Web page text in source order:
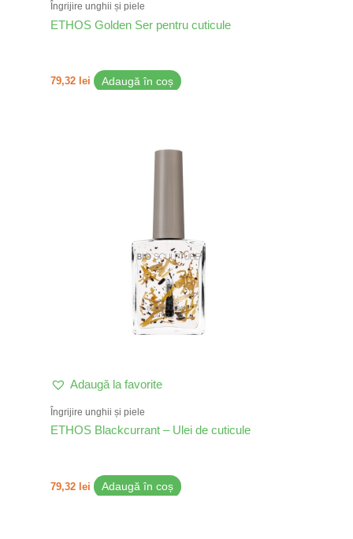
Îngrijire unghii și piele
ETHOS Golden Ser pentru cuticule
79,32 lei Adaugă în coș
Adaugă la favorite
Îngrijire unghii și piele
ETHOS Blackcurrant – Ulei de cuticule
79,32 lei Adaugă în coș